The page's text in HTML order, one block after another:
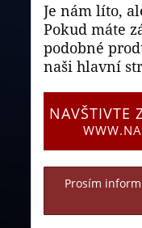
Je nám líto,
Pokud máte
podobné
naši hlavní
NAVŠTIVTE
Prosím